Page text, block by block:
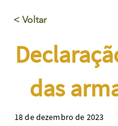
< Voltar
das
18 de dezembro de 2023